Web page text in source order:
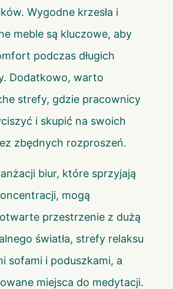
Wygodne krzesła i
meble są kluczowe, aby
podczas długich
Dodatkowo, warto
strefy, gdzie pracownicy
i skupić na swoich
zbędnych rozproszeń.
biur, które sprzyjają
mogą
przestrzenie z dużą
światła, strefy relaksu
sofami i poduszkami, a
miejsca do medytacji.